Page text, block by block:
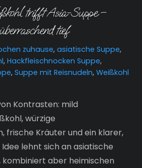
trifft Asia-Suppe –
tief
zuhause,asiatische Suppe,
,Hackfleischnocken Suppe,
,Suppe mit Reisnudeln,Weißkohl
Kontrasten: mild
würzige
frische Kräuter und ein klarer,
lehnt sich an asiatische
kombiniert aber heimischen